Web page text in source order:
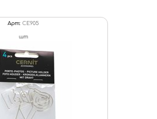
Арт: CE905
шт